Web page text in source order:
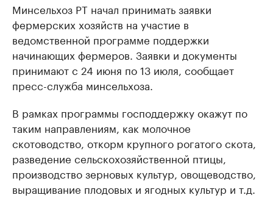
Минсельхоз РТ начал принимать заявки
фермерских хозяйств на участие в
ведомственной программе поддержки
начинающих фермеров. Заявки и документы
принимают с 24 июня по 13 июля, сообщает
пресс-служба минсельхоза.
В рамках программы господдержку окажут по
таким направлениям, как молочное
скотоводство, откорм крупного рогатого скота,
разведение сельскохозяйственной птицы,
производство зерновых культур, овощеводство,
выращивание плодовых и ягодных культур и т.д.